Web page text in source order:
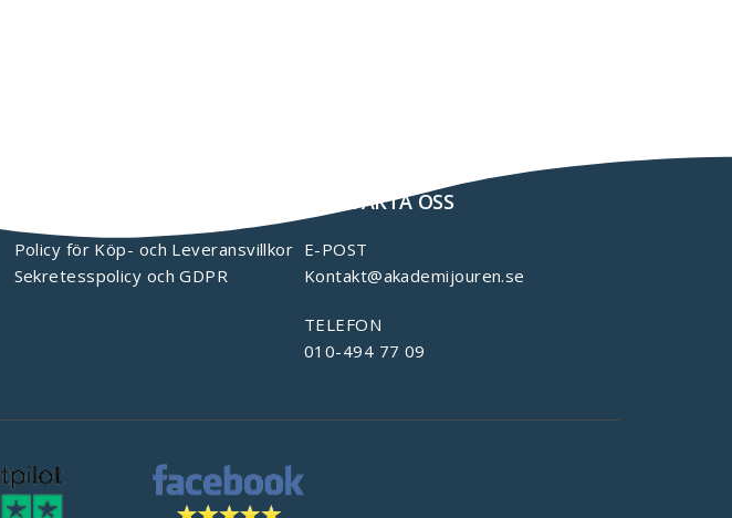
Policy för Köp- och Leveransvillkor
Sekretesspolicy och GDPR
KONTAKTA OSS
E-POST
Kontakt@akademijouren.se
TELEFON
010-494 77 09